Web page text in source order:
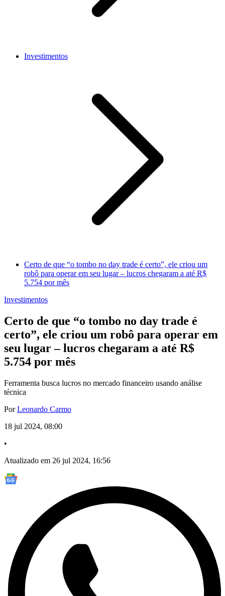
Investimentos
Certo de que “o tombo no day trade é certo”, ele criou um
robô para operar em seu lugar – lucros chegaram a até R$
5.754 por mês
Investimentos
Certo de que “o tombo no day trade é
certo”, ele criou um robô para operar em
seu lugar – lucros chegaram a até R$
5.754 por mês
Ferramenta busca lucros no mercado financeiro usando análise
técnica
PorLeonardo Carmo
18 jul 2024, 08:00
•
Atualizado em 26 jul 2024, 16:56